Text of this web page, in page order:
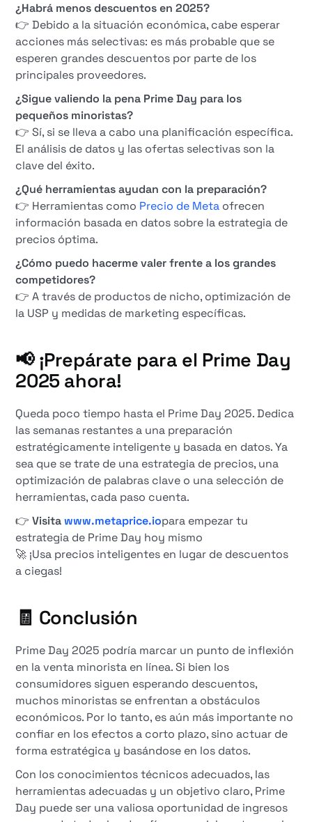
¿Habrá menos descuentos en 2025?
👉 Debido a la situación económica, cabe esperar
acciones más selectivas: es más probable que se
esperen grandes descuentos por parte de los
principales proveedores.
¿Sigue valiendo la pena Prime Day para los
pequeños minoristas?
👉 Sí, si se lleva a cabo una planificación específica.
El análisis de datos y las ofertas selectivas son la
clave del éxito.
¿Qué herramientas ayudan con la preparación?
👉 Herramientas como Precio de Meta ofrecen
información basada en datos sobre la estrategia de
precios óptima.
¿Cómo puedo hacerme valer frente a los grandes
competidores?
👉 A través de productos de nicho, optimización de
la USP y medidas de marketing específicas.
📢 ¡Prepárate para el Prime Day
2025 ahora!
Queda poco tiempo hasta el Prime Day 2025. Dedica
las semanas restantes a una preparación
estratégicamente inteligente y basada en datos. Ya
sea que se trate de una estrategia de precios, una
optimización de palabras clave o una selección de
herramientas, cada paso cuenta.
👉Visitawww.metaprice.iopara empezar tu
estrategia de Prime Day hoy mismo
🚀 ¡Usa precios inteligentes en lugar de descuentos
a ciegas!
🧾 Conclusión
Prime Day 2025 podría marcar un punto de inflexión
en la venta minorista en línea. Si bien los
consumidores siguen esperando descuentos,
muchos minoristas se enfrentan a obstáculos
económicos. Por lo tanto, es aún más importante no
confiar en los efectos a corto plazo, sino actuar de
forma estratégica y basándose en los datos.
Con los conocimientos técnicos adecuados, las
herramientas adecuadas y un objetivo claro, Prime
Day puede ser una valiosa oportunidad de ingresos